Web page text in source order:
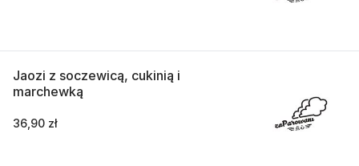
Jaozi z soczewicą, cukinią i
marchewką
36,90 zł